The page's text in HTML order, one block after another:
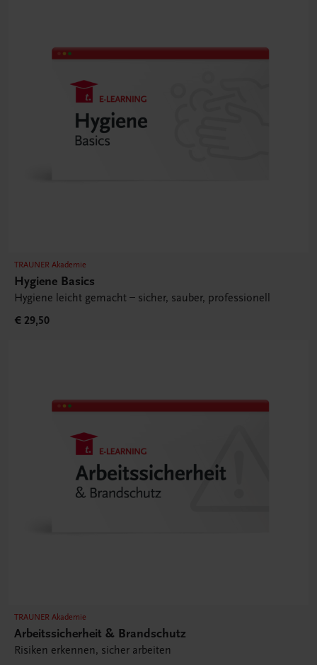
TRAUNER Akademie
Hygiene Basics
Hygiene leicht gemacht – sicher, sauber, professionell
€ 29,50
TRAUNER Akademie
Arbeitssicherheit & Brandschutz
Risiken erkennen, sicher arbeiten